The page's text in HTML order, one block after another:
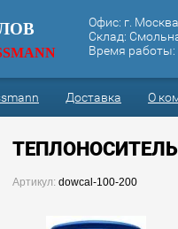
Офис: г.
Склад:
Время работы:
Доставка О
ТЕПЛОНОСИТЕЛЬ
Артикул: dowcal-100-200